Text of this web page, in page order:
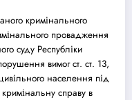
кримінального
провадження
суду Республіки
вимог ст. ст. 13,
населення під
справу в